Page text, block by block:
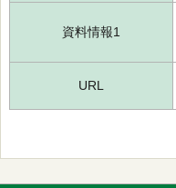
資料情報1
URL